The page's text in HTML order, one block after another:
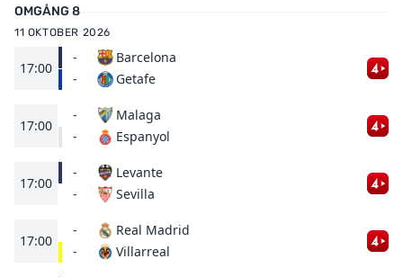
OMGÅNG 8
11 OKTOBER 2026
17:00
-
-
Barcelona
Getafe
17:00
-
-
Malaga
Espanyol
17:00
-
-
Levante
Sevilla
17:00
-
-
Real Madrid
Villarreal